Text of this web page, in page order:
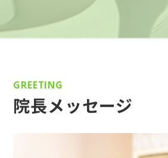
GREETING
院長メッセージ